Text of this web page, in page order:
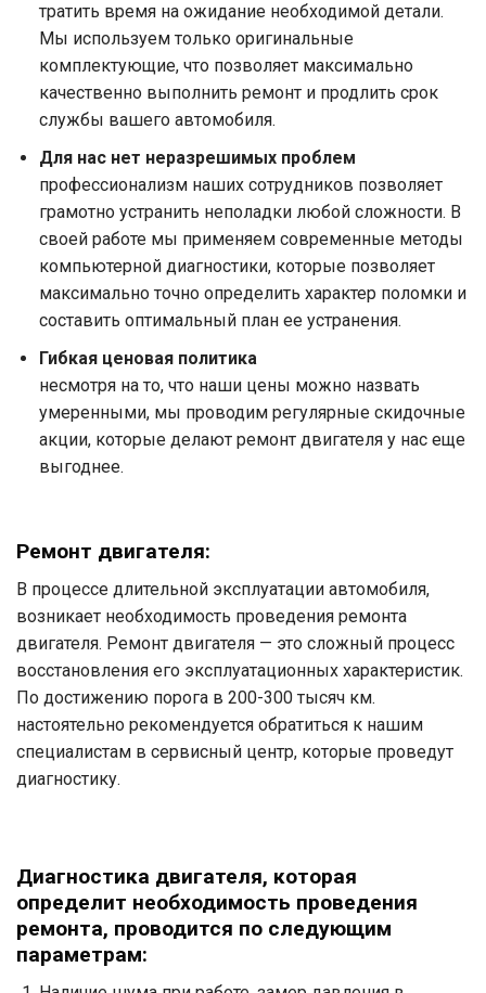
тратить время на ожидание необходимой детали.
Мы используем только оригинальные
комплектующие, что позволяет максимально
качественно выполнить ремонт и продлить срок
службы вашего автомобиля.
Для нас нет неразрешимых проблем
профессионализм наших сотрудников позволяет
грамотно устранить неполадки любой сложности. В
своей работе мы применяем современные методы
компьютерной диагностики, которые позволяет
максимально точно определить характер поломки и
составить оптимальный план ее устранения.
Гибкая ценовая политика
несмотря на то, что наши цены можно назвать
умеренными, мы проводим регулярные скидочные
акции, которые делают ремонт двигателя у нас еще
выгоднее.
Ремонт двигателя:
В процессе длительной эксплуатации автомобиля,
возникает необходимость проведения ремонта
двигателя. Ремонт двигателя — это сложный процесс
восстановления его эксплуатационных характеристик.
По достижению порога в 200-300 тысяч км.
настоятельно рекомендуется обратиться к нашим
специалистам в сервисный центр, которые проведут
диагностику.
Диагностика двигателя, которая
определит необходимость проведения
ремонта, проводится по следующим
параметрам: